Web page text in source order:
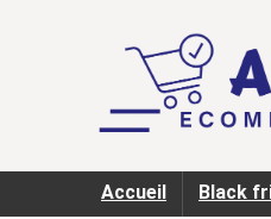
Accueil Black